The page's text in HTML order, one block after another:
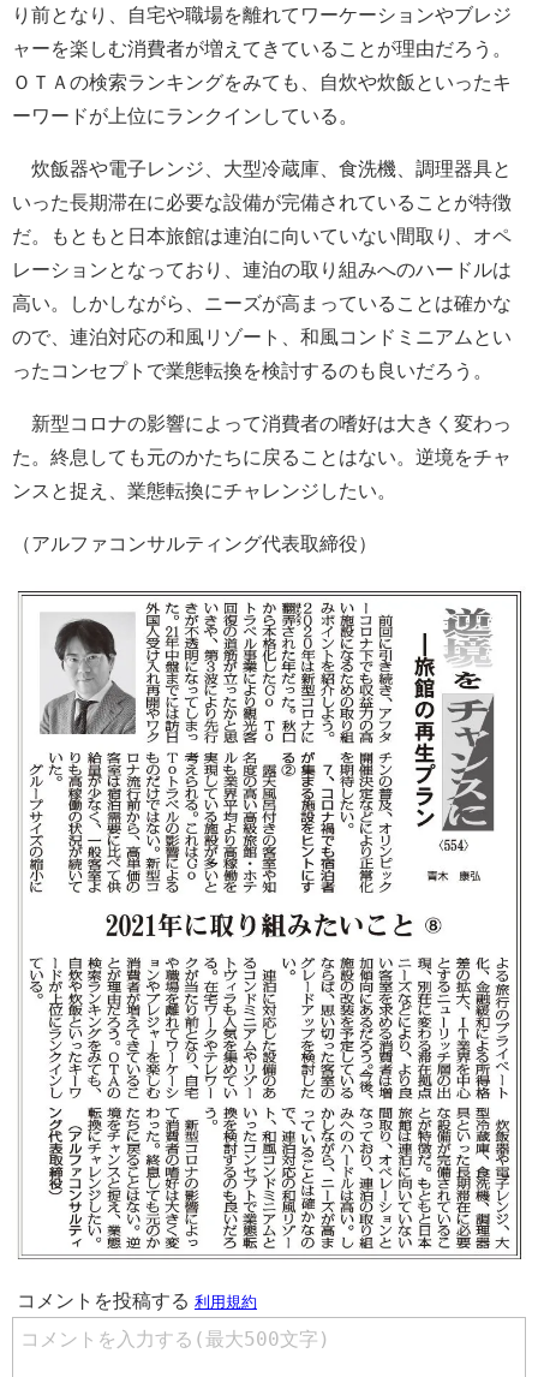
り前となり、自宅や職場を離れてワーケーションやブレジ
ャーを楽しむ消費者が増えてきていることが理由だろう。
ＯＴＡの検索ランキングをみても、自炊や炊飯といったキ
ーワードが上位にランクインしている。
炊飯器や電子レンジ、大型冷蔵庫、食洗機、調理器具と
いった長期滞在に必要な設備が完備されていることが特徴
だ。もともと日本旅館は連泊に向いていない間取り、オペ
レーションとなっており、連泊の取り組みへのハードルは
高い。しかしながら、ニーズが高まっていることは確かな
ので、連泊対応の和風リゾート、和風コンドミニアムとい
ったコンセプトで業態転換を検討するのも良いだろう。
新型コロナの影響によって消費者の嗜好は大きく変わっ
た。終息しても元のかたちに戻ることはない。逆境をチャ
ンスと捉え、業態転換にチャレンジしたい。
（アルファコンサルティング代表取締役）